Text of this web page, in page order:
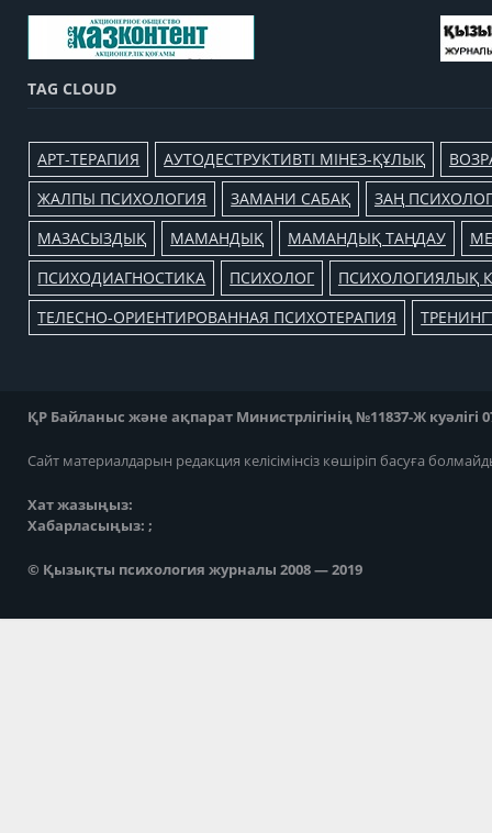
TAG CLOUD
АРТ-ТЕРАПИЯ АУТОДЕСТРУКТИВТІ МІНЕЗ-ҚҰЛЫҚ
ЖАЛПЫ ПСИХОЛОГИЯ
ЗАМАНИ САБАҚ
ЗАҢ
МАЗАСЫЗДЫҚ
МАМАНДЫҚ МАМАНДЫҚ ТАҢДАУ
ПСИХОДИАГНОСТИКА
ПСИХОЛОГ
ПСИХОЛОГИЯЛЫҚ
ТЕЛЕСНО-ОРИЕНТИРОВАННАЯ ПСИХОТЕРАПИЯ
ҚР Байланыс және ақпарат Министрлігінің №11837-Ж куәлігі
Сайт материалдарын редакция келісімінсіз көшіріп басуға
Хат жазыңыз:
Хабарласыңыз: ;
© Қызықты психология журналы 2008 — 2019